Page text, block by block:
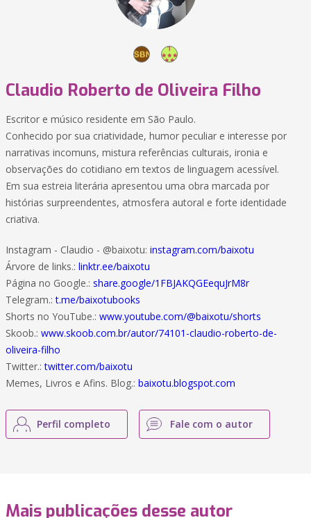
Claudio Roberto de Oliveira Filho
Escritor e músico residente em São Paulo.
Conhecido por sua criatividade, humor peculiar e interesse por
narrativas incomuns, mistura referências culturais, ironia e
observações do cotidiano em textos de linguagem acessível.
Em sua estreia literária apresentou uma obra marcada por
histórias surpreendentes, atmosfera autoral e forte identidade
criativa.
Instagram - Claudio - @baixotu: instagram.com/baixotu
Árvore de links.: linktr.ee/baixotu
Página no Google.: share.google/1FBJAKQGEequJrM8r
Telegram.:t.me/baixotubooks
Shorts no YouTube.: www.youtube.com/@baixotu/shorts
Skoob.: www.skoob.com.br/autor/74101-claudio-roberto-de-
oliveira-filho
Twitter.:twitter.com/baixotu
Memes, Livros e Afins. Blog.: baixotu.blogspot.com
Perfil completo Fale com o autor
Mais publicações desse autor